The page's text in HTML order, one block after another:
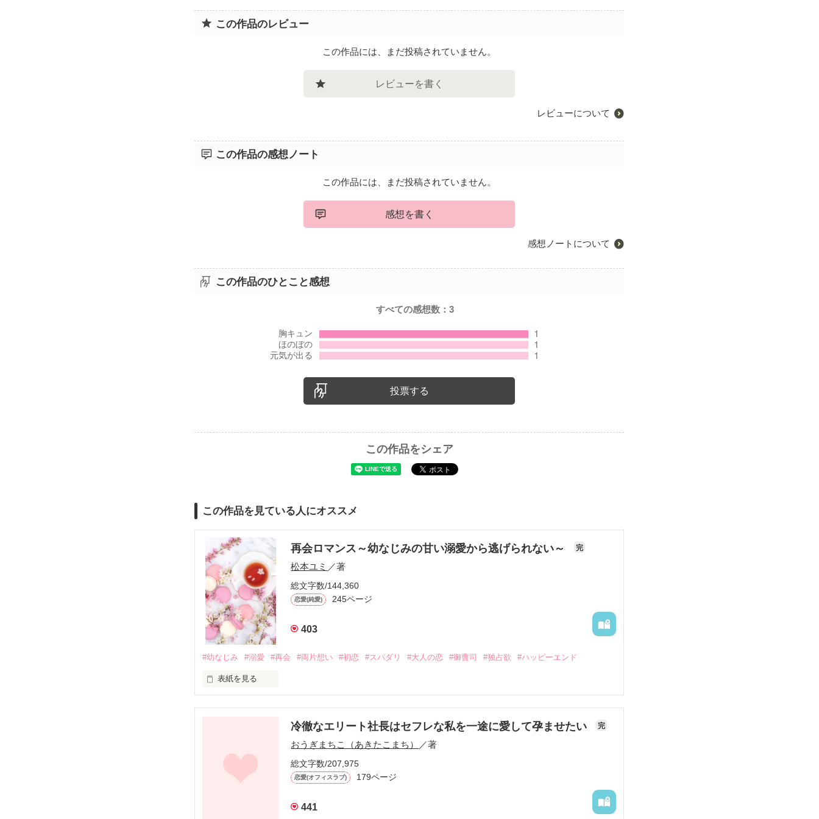
この作品のレビュー
この作品には、まだ投稿されていません。
レビューを書く
レビューについて
この作品の感想ノート
この作品には、まだ投稿されていません。
感想を書く
感想ノートについて
この作品のひとこと感想
すべての感想数：3
投票する
この作品をシェア
この作品を見ている人にオススメ
再会ロマンス～幼なじみの甘い溺愛から逃げられない～ 完
松本ユミ ／著
総文字数/144,360
恋愛(純愛) 245ページ
403
#幼なじみ #溺愛 #再会 #両片想い #初恋 #スパダリ #大人の恋 #御曹司 #独占欲 #ハッピーエンド
表紙を見る
しかし、ある出来事をきっかけに二人の関係は壊れてしまう。
関係修復もできないまま、美桜は両親の離婚によって
引っ越すことになり、哲平とも離れ離れになった。
冷徹なエリート社長はセフレな私を一途に愛して孕ませたい 完
おうぎまちこ（あきたこまち） ／著
総文字数/207,975
恋愛(オフィスラブ) 179ページ
441